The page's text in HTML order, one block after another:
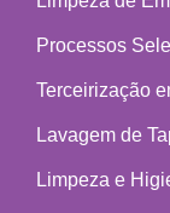
Processos
Terceirização
Lavagem de
Limpeza e